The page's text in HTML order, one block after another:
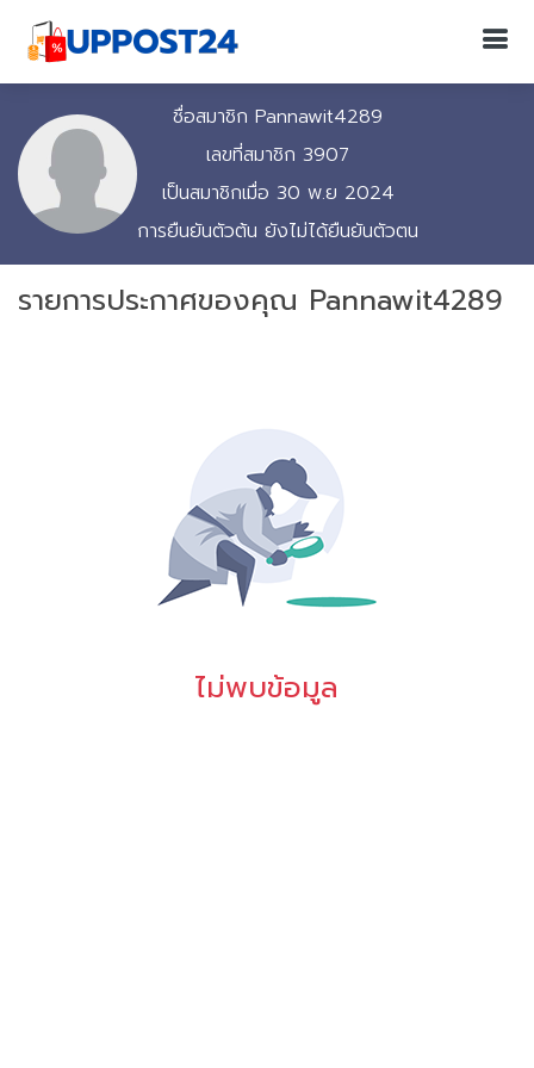
ชื่อสมาชิก Pannawit4289
เลขที่สมาชิก 3907
เป็นสมาชิกเมื่อ 30 พ.ย 2024
การยืนยันตัวต้น ยังไม่ได้ยืนยันตัวตน
รายการประกาศของคุณ Pannawit4289
ไม่พบข้อมูล